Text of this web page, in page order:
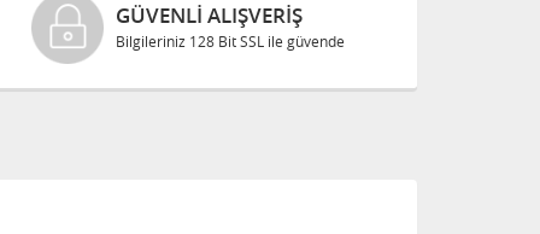
GÜVENLI ALIŞVERIŞ
Bilgileriniz 128 Bit SSL ile güvende